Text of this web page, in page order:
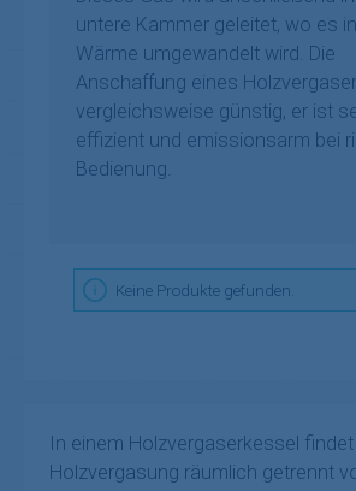
untere Kammer geleitet, wo es
Wärme umgewandelt wird. Die
Anschaffung eines
vergleichsweise günstig, er ist
effizient und emissionsarm bei
Bedienung.
Keine Produkte gefunden.
In einem Holzvergaserkessel findet
Holzvergasung räumlich getrennt